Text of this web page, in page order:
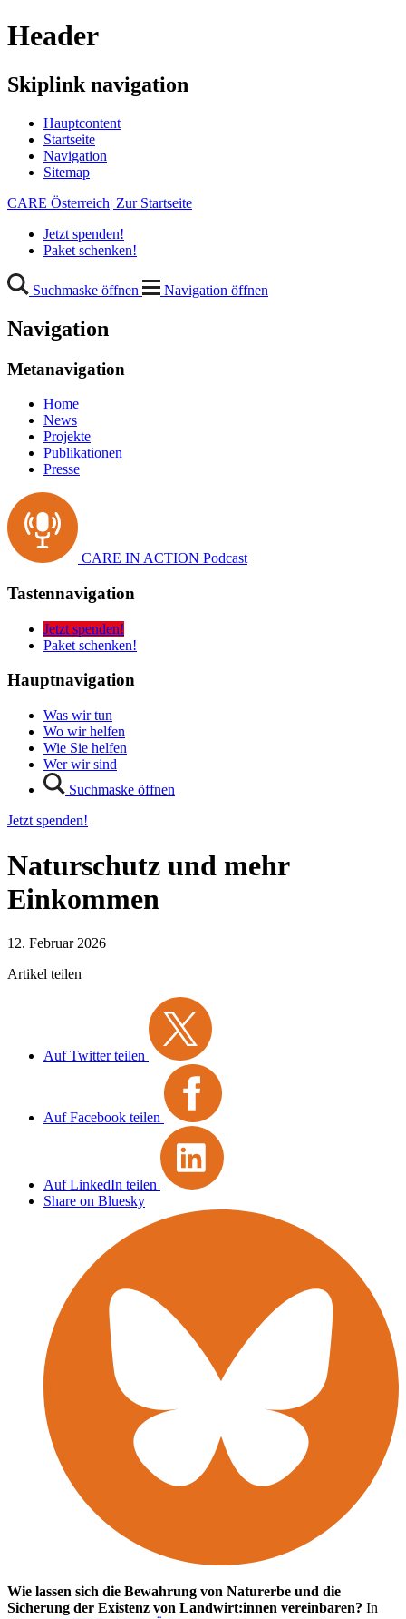
Header
Skiplink navigation
Hauptcontent
Startseite
Navigation
Sitemap
CARE Österreich| Zur Startseite
Jetzt spenden!
Paket schenken!
Suchmaske öffnen Navigation öffnen
Navigation
Metanavigation
Home
News
Projekte
Publikationen
Presse
CARE IN ACTION Podcast
Tastennavigation
Jetzt spenden!
Paket schenken!
Hauptnavigation
Was wir tun
Wo wir helfen
Wie Sie helfen
Wer wir sind
Suchmaske öffnen
Jetzt spenden!
Naturschutz und mehr
Einkommen
12. Februar 2026
Artikel teilen
Auf Twitter teilen
Auf Facebook teilen
Auf LinkedIn teilen
Share on Bluesky
Wie lassen sich die Bewahrung von Naturerbe und die
Sicherung der Existenz von Landwirt:innen vereinbaren? In